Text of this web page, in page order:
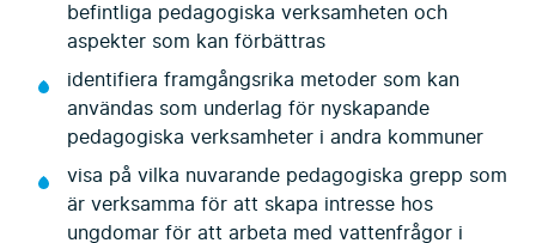
befintliga pedagogiska verksamheten och
aspekter som kan förbättras
identifiera framgångsrika metoder som kan
användas som underlag för nyskapande
pedagogiska verksamheter i andra kommuner
visa på vilka nuvarande pedagogiska grepp som
är verksamma för att skapa intresse hos
ungdomar för att arbeta med vattenfrågor i